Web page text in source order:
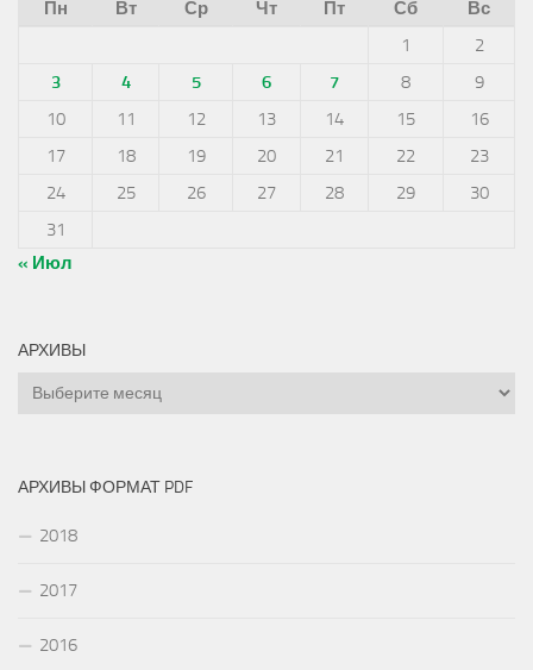
Пн
Вт Ср Чт Пт Сб
Вс
1
2
3
4 5 6 7 8
9
10
11 12 13 14 15
16
17
18 19 20 21 22
23
24
25 26 27 28 29
30
31
« Июл
АРХИВЫ
Архивы
АРХИВЫ ФОРМАТ PDF
2018
2017
2016